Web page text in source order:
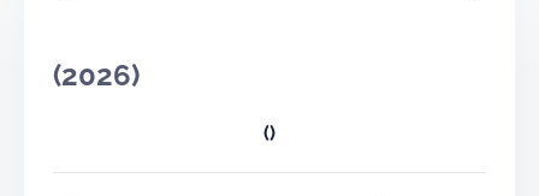
(2026)
()